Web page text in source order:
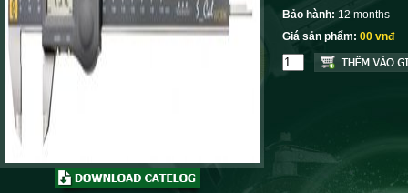
Bảo hành: 12 months
Giá sản phẩm: 00 vnđ